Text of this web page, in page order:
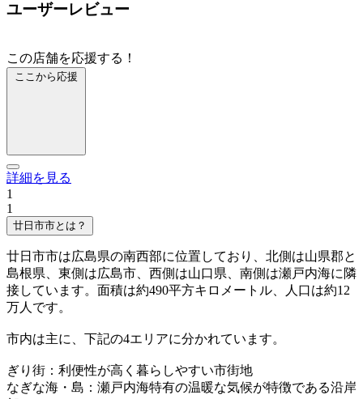
ユーザーレビュー
この店舗を応援する！
ここから応援
詳細を見る
1
1
廿日市市とは？
廿日市市は広島県の南西部に位置しており、北側は山県郡と
島根県、東側は広島市、西側は山口県、南側は瀬戸内海に隣
接しています。面積は約490平方キロメートル、人口は約12
万人です。
市内は主に、下記の4エリアに分かれています。
ぎり街：利便性が高く暮らしやすい市街地
なぎな海・島：瀬戸内海特有の温暖な気候が特徴である沿岸